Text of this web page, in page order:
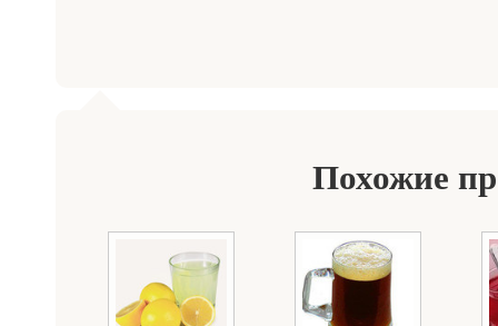
Похожие